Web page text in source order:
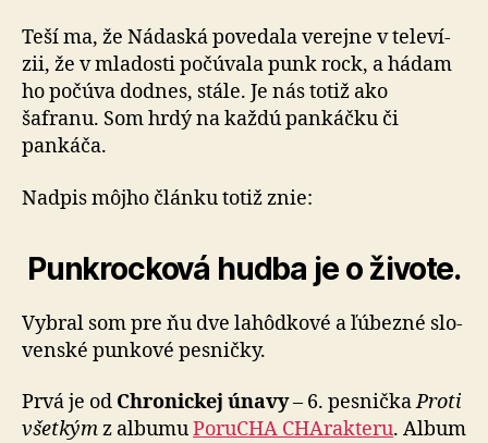
Teší ma, že Nádaská povedala verejne v te­le­ví­
zii, že v mla­dosti po­čú­va­la punk rock, a há­dam
ho po­čú­va dodnes, stále. Je nás totiž ako
šafranu. Som hrdý na každú pankáčku či
pankáča.
Nadpis môjho článku totiž znie:
Punkrocková hudba je o ži­vo­te.
Vybral som pre ňu dve lahôdkové a ľú­bezné slo­
ven­ské punkové pes­ničky.
Prvá je od Chronickej únavy– 6. pesničkaProti
všetkýmz albumuPoru­CHA CHA­rak­te­ru. Album